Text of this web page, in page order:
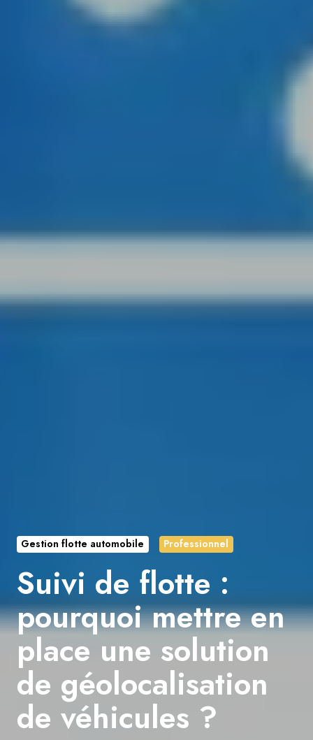
Gestion flotte automobile Professionnel
Suivi de flotte :
pourquoi mettre en
place une solution
de géolocalisation
de véhicules ?